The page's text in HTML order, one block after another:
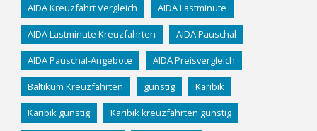
AIDA Kreuzfahrt Vergleich AIDA Lastminute
AIDA Lastminute Kreuzfahrten AIDA Pauschal
AIDA Pauschal-Angebote AIDA Preisvergleich
Baltikum Kreuzfahrten günstig Karibik
Karibik günstig Karibik kreuzfahrten günstig